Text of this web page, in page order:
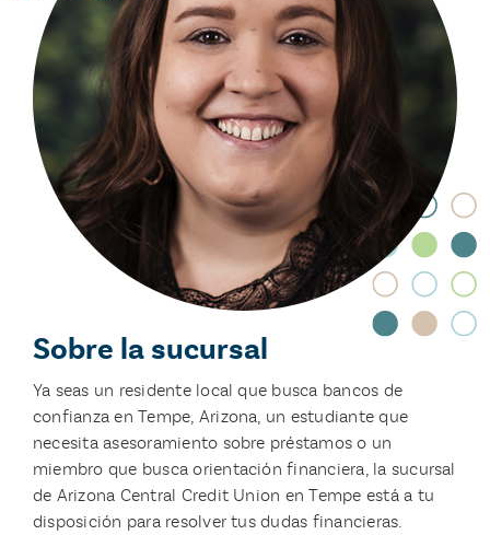
Sobre la sucursal
Ya seas un residente local que busca bancos de
confianza en Tempe, Arizona, un estudiante que
necesita asesoramiento sobre préstamos o un
miembro que busca orientación financiera, la sucursal
de Arizona Central Credit Union en Tempe está a tu
disposición para resolver tus dudas financieras.